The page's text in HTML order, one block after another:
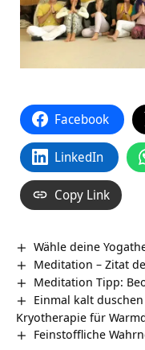
Facebook
LinkedIn
Copy Link
Wähle deine
Meditation – Zitat
Meditation Tipp:
Einmal kalt
Kryotherapie für
Feinstoffliche